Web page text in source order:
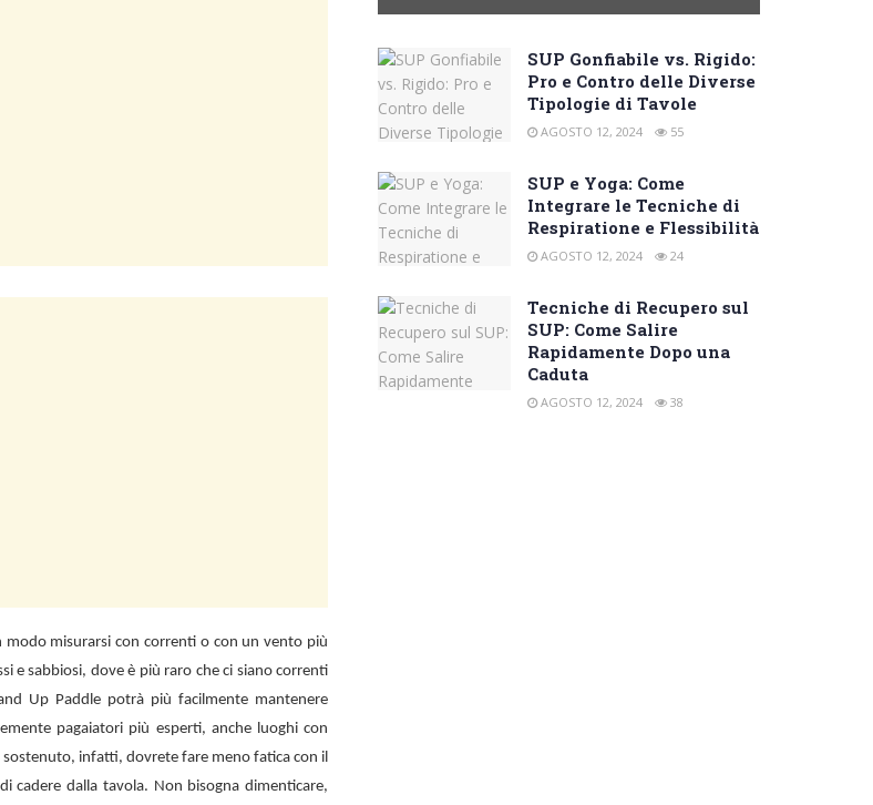
modo misurarsi con correnti o con un vento più
e sabbiosi, dove è più raro che ci siano correnti
Up Paddle potrà più facilmente mantenere
pagaiatori più esperti, anche luoghi con
infatti, dovrete fare meno fatica con il
cadere dalla tavola. Non bisogna dimenticare,
SUP Gonfiabile vs. Rigido:
Pro e Contro delle Diverse
Tipologie di Tavole
AGOSTO 12, 2024 55
SUP e Yoga: Come
Integrare le Tecniche di
Respiratione e Flessibilità
AGOSTO 12, 2024 24
Tecniche di Recupero sul
SUP: Come Salire
Rapidamente Dopo una
Caduta
AGOSTO 12, 2024 38